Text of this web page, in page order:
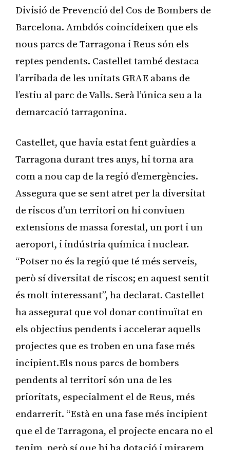
Divisió de Prevenció del Cos de Bombers de
Barcelona. Ambdós coincideixen que els
nous parcs de Tarragona i Reus són els
reptes pendents. Castellet també destaca
l’arribada de les unitats GRAE abans de
l’estiu al parc de Valls. Serà l’única seu a la
demarcació tarragonina.
Castellet, que havia estat fent guàrdies a
Tarragona durant tres anys, hi torna ara
com a nou cap de la regió d’emergències.
Assegura que se sent atret per la diversitat
de riscos d’un territori on hi conviuen
extensions de massa forestal, un port i un
aeroport, i indústria química i nuclear.
“Potser no és la regió que té més serveis,
però sí diversitat de riscos; en aquest sentit
és molt interessant”, ha declarat. Castellet
ha assegurat que vol donar continuïtat en
els objectius pendents i accelerar aquells
projectes que es troben en una fase més
incipient.Els nous parcs de bombers
pendents al territori són una de les
prioritats, especialment el de Reus, més
endarrerit. “Està en una fase més incipient
que el de Tarragona, el projecte encara no el